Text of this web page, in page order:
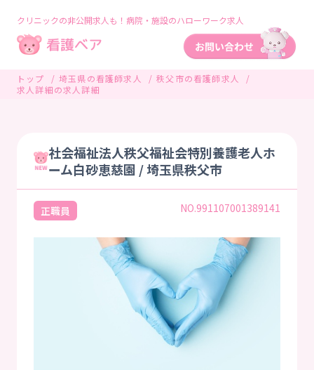
クリニックの非公開求人も！病院・施設のハローワーク求人
トップ 埼玉県の看護師求人
秩父市の看護師求人
求人詳細の求人詳細
社会福祉法人秩父福祉会特別養護老人ホ
ーム白砂恵慈園 / 埼玉県秩父市
正職員 NO.991107001389141